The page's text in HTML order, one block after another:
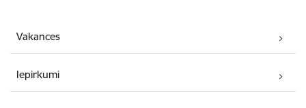
Vakances
Iepirkumi